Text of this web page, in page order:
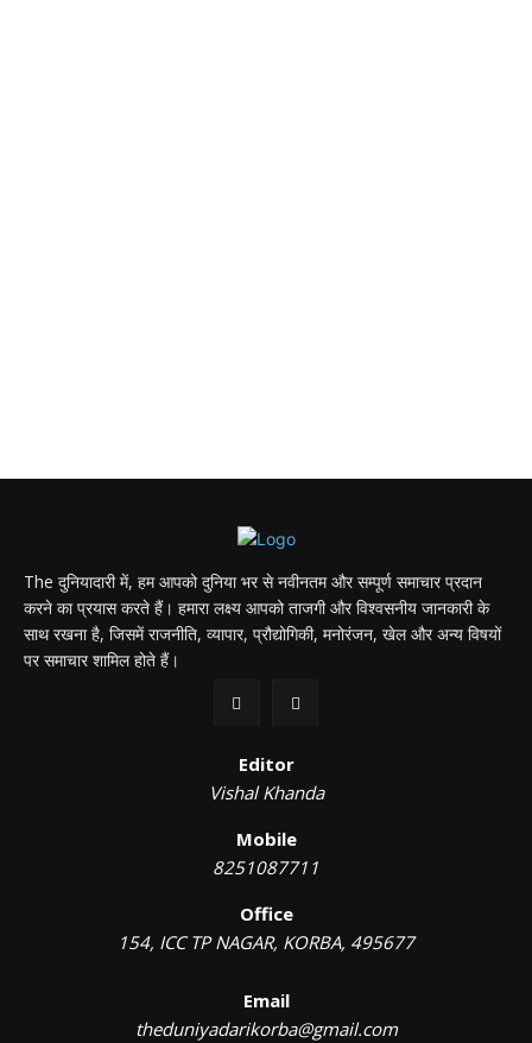
The दुनियादारी में, हम आपको दुनिया भर से नवीनतम और सम्पूर्ण समाचार प्रदान
करने का प्रयास करते हैं। हमारा लक्ष्य आपको ताजगी और विश्वसनीय जानकारी के
साथ रखना है, जिसमें राजनीति, व्यापार, प्रौद्योगिकी, मनोरंजन, खेल और अन्य विषयों
पर समाचार शामिल होते हैं।
Editor
Vishal Khanda
Mobile
8251087711
Office
154, ICC TP NAGAR, KORBA, 495677
Email
theduniyadarikorba@gmail.com